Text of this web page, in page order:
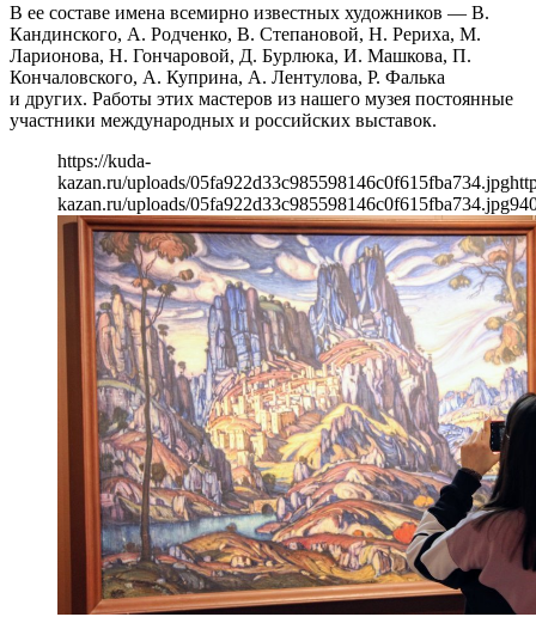
В ее составе имена всемирно известных художников — В.
Кандинского, А. Родченко, В. Степановой, Н. Рериха, М.
Ларионова, Н. Гончаровой, Д. Бурлюка, И. Машкова, П.
Кончаловского, А. Куприна, А. Лентулова, Р. Фалька
и других. Работы этих мастеров из нашего музея постоянные
участники международных и российских выставок.
https://kuda-
kazan.ru/uploads/05fa922d33c985598146c0f615fba734.jpg
kazan.ru/uploads/05fa922d33c985598146c0f615fba734.jpg